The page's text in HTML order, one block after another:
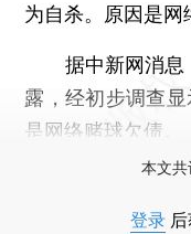
为自杀。原因是网
据中新网消息
露，经初步调查
是网络赌球欠债。
本文共
登录